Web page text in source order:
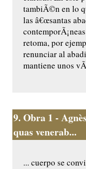
tambiÃ©n en lo
las â€œsantas
retoma, por
renunciar al
mantiene unos
9. Obra 1 -
quas venerab...
... cuerpo se